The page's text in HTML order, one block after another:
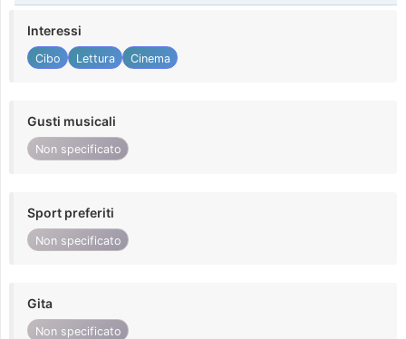
Interessi
Cibo Lettura Cinema
Gusti musicali
Non specificato
Sport preferiti
Non specificato
Gita
Non specificato